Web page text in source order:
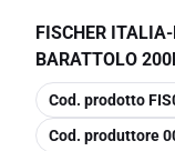
FISCHER ITALIA-
BARATTOLO
copia
Cod. prodotto
copia
Cod. produttore